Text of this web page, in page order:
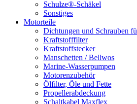
Schulze®-Schäkel
Sonstiges
Motorteile
Dichtungen und Schrauben
Kraftstofffilter
Kraftstoffstecker
Manschetten / Bellwos
Marine-Wasserpumpen
Motorenzubehör
Ölfilter, Öle und Fette
Propellerabdeckung
Schaltkabel Maxflex